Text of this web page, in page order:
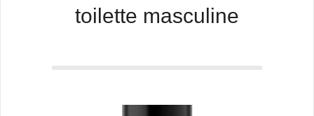
toilette masculine